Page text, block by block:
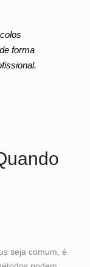
forma
seja comum, é